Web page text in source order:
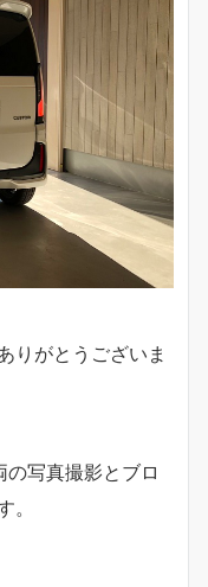
りがとうございま
写真撮影とブロ
。